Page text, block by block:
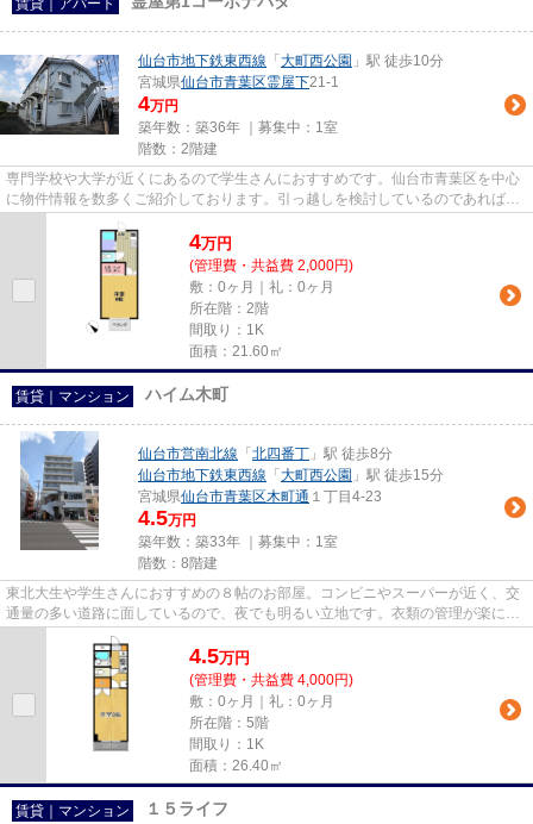
賃貸｜アパート
仙台市地下鉄東西線 「 大町西公園 」駅 徒歩10分
宮城県仙台市青葉区霊屋下21-1
4万円
築年数：築36年 ｜募集中： 1室
階数：2階建
専門学校や大学が近くにあるので学生さんにおすすめです。仙台市青葉区を中心
に物件情報を数多くご紹介しております。引っ越しを検討しているのであれば、
株式会社エンタツにお任せく...
4万円
(管理費・共益費 2,000円)
敷：0ヶ月｜礼：0ヶ月
所在階：2階
間取り：1K
面積：21.60㎡
賃貸｜マンション ハイム木町
仙台市営南北線 「 北四番丁 」駅 徒歩8分
仙台市地下鉄東西線 「 大町西公園 」駅 徒歩15分
宮城県仙台市青葉区木町通 １丁目4-23
4.5万円
築年数：築33年 ｜募集中： 1室
階数：8階建
東北大生や学生さんにおすすめの８帖のお部屋。コンビニやスーパーが近く、交
通量の多い道路に面しているので、夜でも明るい立地です。衣類の管理が楽にで
きるクローゼットがついてい...
4.5万円
(管理費・共益費 4,000円)
敷：0ヶ月｜礼：0ヶ月
所在階：5階
間取り：1K
面積：26.40㎡
賃貸｜マンション １５ライフ